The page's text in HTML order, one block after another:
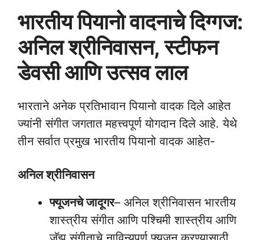
भारतीय पियानो वादनाचे दिग्गज:
अनिल श्रीनिवासन, स्टीफन
डेवसी आणि उत्सव लाल
भारताने अनेक प्रतिभावान पियानो वादक दिले आहेत
ज्यांनी संगीत जगतात महत्त्वपूर्ण योगदान दिले आहे. येथे
तीन सर्वात प्रमुख भारतीय पियानो वादक आहेत-
अनिल श्रीनिवासन
फ्यूजनचे जादूगर– अनिल श्रीनिवासन भारतीय
शास्त्रीय संगीत आणि पश्चिमी शास्त्रीय आणि